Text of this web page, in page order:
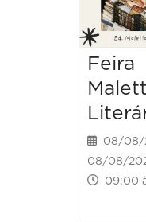
Feira
08/08/
08/08/
09:00